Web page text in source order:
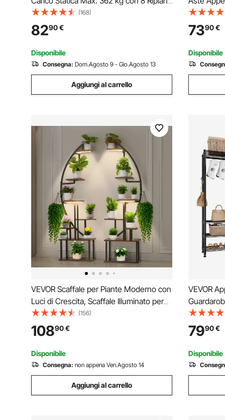
Carico 40 kg Singolo per Camera da
Letto Soggiorno, Appendiabiti da 4 Barre
1740 x 450 x 1800 mm in Acciaio al
Carbonio Q235
(168)
8290€
Disponibile
Consegna: Dom.Agosto 9 - Gio.Agosto 13
Aggiungi al carrello
363 kg, 6
Aperto
7390€
Disponibile
VEVOR Scaffale per Piante Moderno con
Luci di Crescita, Scaffale Illuminato per
Piante a 7 Livelli Alto 1665 mm, Supporto
Angolari in Metallo, 3 Timer e 10 Livelli di
Luminosità, Confezione da 2
(156)
10890€
Disponibile
Consegna: non appena Ven.Agosto 14
Aggiungi al carrello
VEVOR
Carico 363
Negozio
7990€
Disponibile